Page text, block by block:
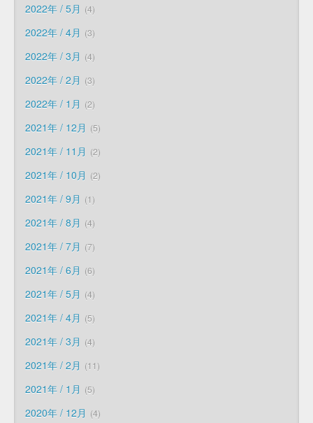
2022年 / 5月 4
2022年 / 4月 3
2022年 / 3月 4
2022年 / 2月 3
2022年 / 1月 2
2021年 / 12月 5
2021年 / 11月 2
2021年 / 10月 2
2021年 / 9月 1
2021年 / 8月 4
2021年 / 7月 7
2021年 / 6月 6
2021年 / 5月 4
2021年 / 4月 5
2021年 / 3月 4
2021年 / 2月 11
2021年 / 1月 5
2020年 / 12月 4